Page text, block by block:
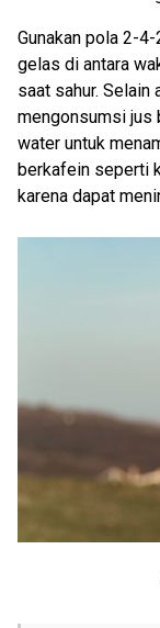
Gunakan pola 2-
gelas di antara
saat sahur. Selain
mengonsumsi jus
water untuk
berkafein seperti
karena dapat